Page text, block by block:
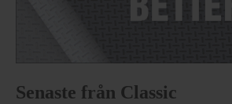
Senaste från Classic